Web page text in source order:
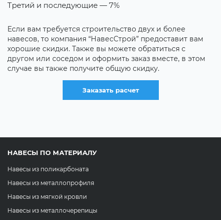
Третий и последующие — 7%
Если вам требуется строительство двух и более
навесов, то компания “НавесСтрой” предоставит вам
хорошие скидки. Также вы можете обратиться с
другом или соседом и оформить заказ вместе, в этом
случае вы также получите общую скидку.
Заказать расчет
НАВЕСЫ ПО МАТЕРИАЛУ
Навесы из поликарбоната
Навесы из металлопрофиля
Навесы из мягкой кровли
Навесы из металлочерепицы